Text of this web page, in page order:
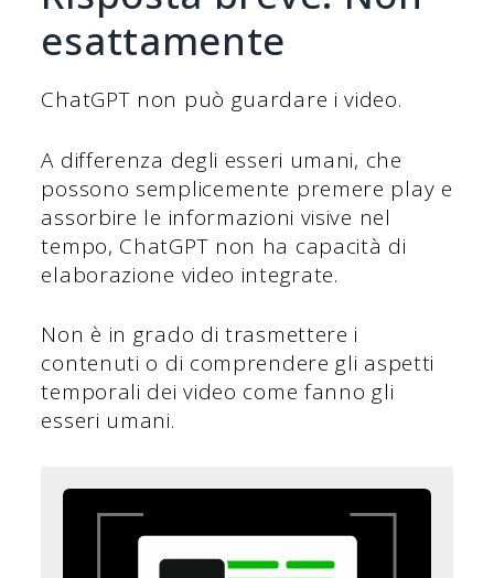
esattamente
ChatGPT non può guardare i video.
A differenza degli esseri umani, che
possono semplicemente premere play e
assorbire le informazioni visive nel
tempo, ChatGPT non ha capacità di
elaborazione video integrate.
Non è in grado di trasmettere i
contenuti o di comprendere gli aspetti
temporali dei video come fanno gli
esseri umani.